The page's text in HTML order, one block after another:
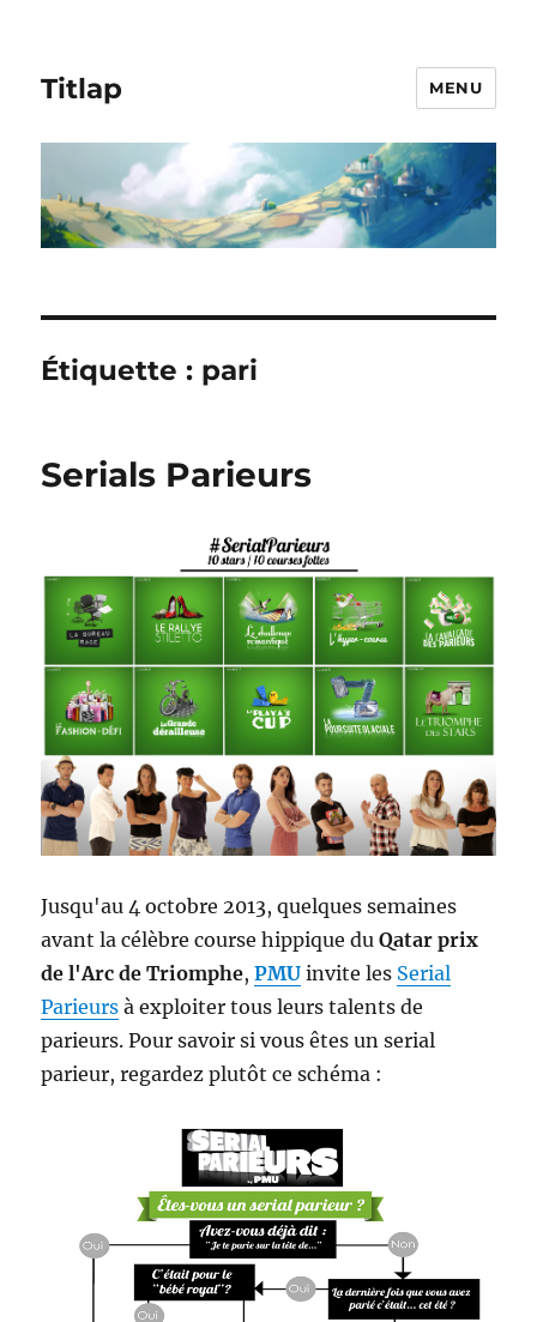
Titlap MENU
Étiquette : pari
Serials Parieurs
Jusqu'au 4 octobre 2013, quelques semaines
avant la célèbre course hippique du Qatar prix
de l'Arc de Triomphe,PMU invite les Serial
Parieurs à exploiter tous leurs talents de
parieurs. Pour savoir si vous êtes un serial
parieur, regardez plutôt ce schéma :